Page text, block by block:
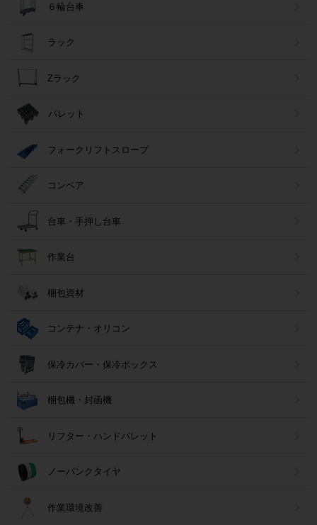
６輪台車
ラック
Zラック
パレット
フォークリフトスロープ
コンベア
台車・手押し台車
作業台
梱包資材
コンテナ・オリコン
保冷カバー・保冷ボックス
梱包機・封函機
リフター・ハンドパレット
ノーパンクタイヤ
作業環境改善